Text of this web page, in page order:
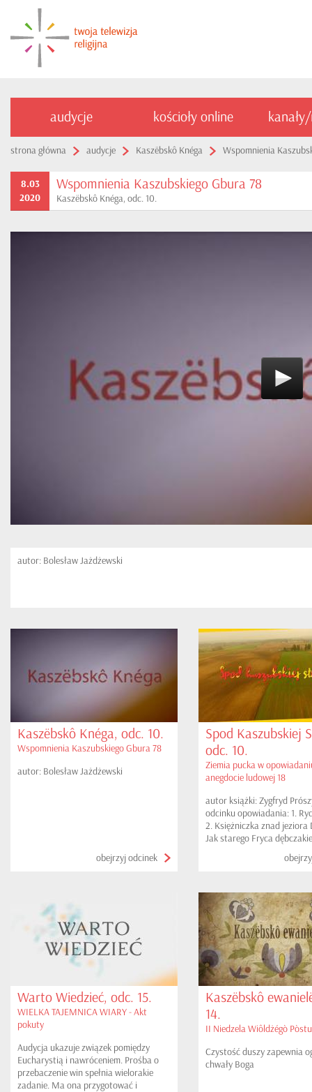
audycje kościoły online
strona główna audycje Kaszëbskô Knéga Wspomnienia
8.03
2020
Wspomnienia Kaszubskiego Gbura 78
Kaszëbskô Knéga, odc. 10.
autor: Bolesław Jażdżewski
Kaszëbskô Knéga, odc. 10.
Wspomnienia Kaszubskiego Gbura 78
autor: Bolesław Jażdżewski
obejrzyj odcinek
Spod Kaszubskiej
odc. 10.
Ziemia pucka w
anegdocie ludowej 18
autor książki: Zygfryd
odcinku opowiadania: 1.
2. Księżniczka znad jeziora
Jak starego Fryca
Warto Wiedzieć, odc. 15.
WIELKA TAJEMNICA WIARY - Akt
pokuty
Audycja ukazuje związek pomiędzy
Eucharystią i nawróceniem. Prośba o
przebaczenie win spełnia wielorakie
zadanie. Ma ona przygotować i
Kaszëbskô
14.
II Niedzela Wiôldżégò
Czystość duszy zapewnia
chwały Boga